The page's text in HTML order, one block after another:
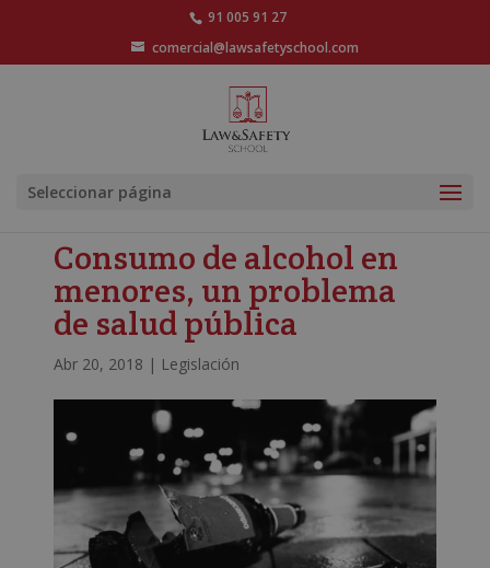
91 005 91 27
comercial@lawsafetyschool.com
Seleccionar página
Consumo de alcohol en
menores, un problema
de salud pública
Abr 20, 2018 | Legislación